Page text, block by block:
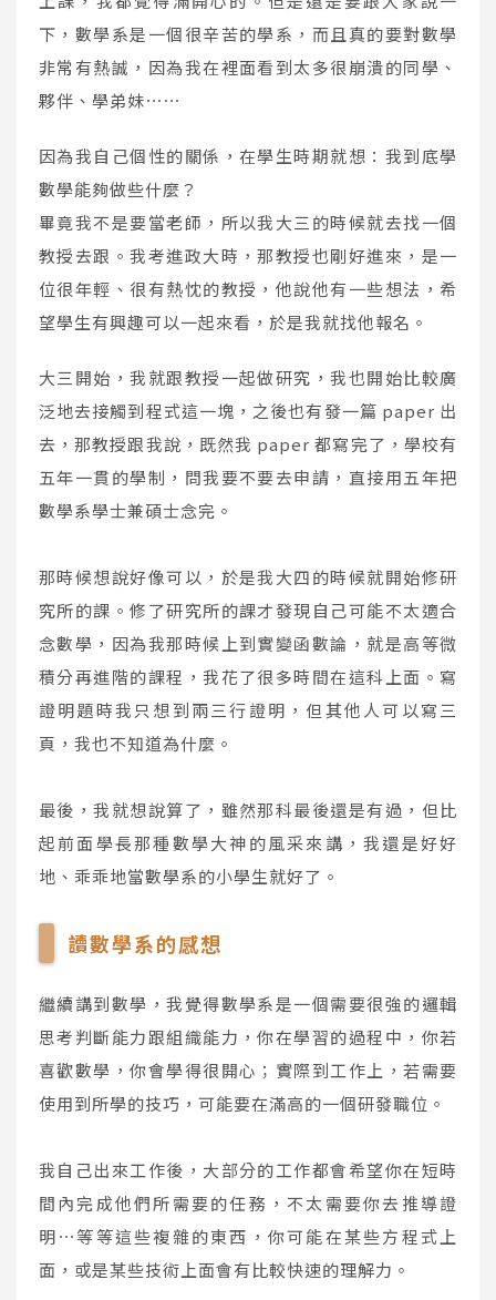
下，數學系是一個很辛苦的學系，而且真的要對數學
非常有熱誠，因為我在裡面看到太多很崩潰的同學、
夥伴、學弟妹⋯⋯
因為我自己個性的關係，在學生時期就想：我到底學
數學能夠做些什麼？
畢竟我不是要當老師，所以我大三的時候就去找一個
教授去跟。我考進政大時，那教授也剛好進來，是一
位很年輕、很有熱忱的教授，他說他有一些想法，希
望學生有興趣可以一起來看，於是我就找他報名。
大三開始，我就跟教授一起做研究，我也開始比較廣
泛地去接觸到程式這一塊，之後也有發一篇 paper 出
去，那教授跟我說，既然我 paper 都寫完了，學校有
五年一貫的學制，問我要不要去申請，直接用五年把
數學系學士兼碩士念完。
那時候想說好像可以，於是我大四的時候就開始修研
究所的課。修了研究所的課才發現自己可能不太適合
念數學，因為我那時候上到實變函數論，就是高等微
積分再進階的課程，我花了很多時間在這科上面。寫
證明題時我只想到兩三行證明，但其他人可以寫三
頁，我也不知道為什麼。
最後，我就想說算了，雖然那科最後還是有過，但比
起前面學長那種數學大神的風采來講，我還是好好
地、乖乖地當數學系的小學生就好了。
讀數學系的感想
繼續講到數學，我覺得數學系是一個需要很強的邏輯
思考判斷能力跟組織能力，你在學習的過程中，你若
喜歡數學，你會學得很開心；實際到工作上，若需要
使用到所學的技巧，可能要在滿高的一個研發職位。
我自己出來工作後，大部分的工作都會希望你在短時
間內完成他們所需要的任務，不太需要你去推導證
明⋯等等這些複雜的東西，你可能在某些方程式上
面，或是某些技術上面會有比較快速的理解力。